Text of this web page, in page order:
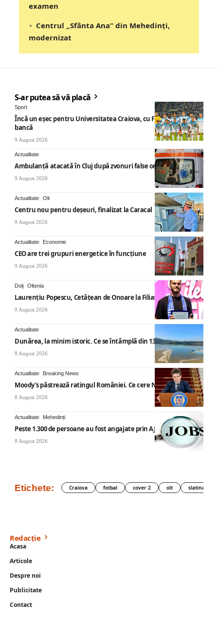
examen
Centrul „Sfânta Ana” din Mehedinți,
modernizat
S-ar putea să vă placă
Sport
Încă un eșec pentru Universitatea Craiova, cu Filipe Coelho pe
bancă
9 August 2026
Actualitate
Ambulanță atacată în Cluj după zvonuri false online
9 August 2026
Actualitate Olt
Centru nou pentru deșeuri, finalizat la Caracal
9 August 2026
Actualitate Economie
CEO are trei grupuri energetice în funcțiune
9 August 2026
Dolj Oltenia
Laurențiu Popescu, Cetățean de Onoare la Filiași
9 August 2026
Actualitate
Dunărea, la minim istoric. Ce se întâmplă din 13 august
8 August 2026
Actualitate Breaking News
Moody’s păstrează ratingul României. Ce cere Nicușor Dan
8 August 2026
Actualitate Mehedinți
Peste 1.300 de persoane au fost angajate prin AJOFM Mehedinți
8 August 2026
Etichete: Craiova fotbal cover 2 olt slatina
Redacție
Acasa
Articole
Despre noi
Publicitate
Contact